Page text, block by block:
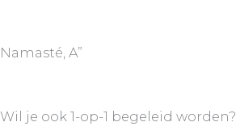
Namasté, A”
Wil je ook 1-op-1 begeleid worden?